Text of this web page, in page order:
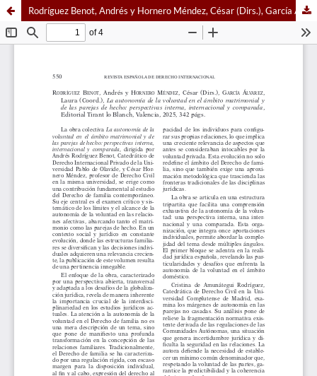
Rodríguez Benot, Andrés y Hornero Méndez, César (Dirs.), García Álvarez, Laura (Coord.), La autonomía de la voluntad en el ámbito matrimonial y de las parejas de hecho: perspectivas interna, internacional y comparada, Editorial Tirant lo Blanch, Valencia, 2025, 342 págs.